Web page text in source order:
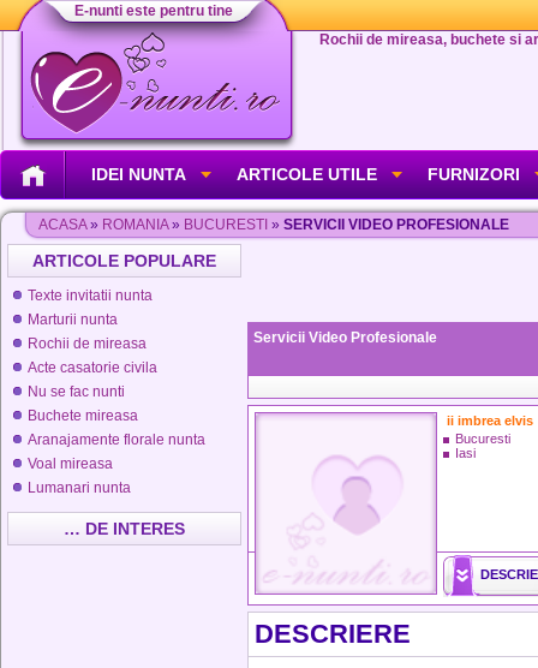
E-nunti este pentru tine
Rochii de mireasa, buchete si
IDEI NUNTA ARTICOLE UTILE FURNIZORI
ACASA» ROMANIA» BUCURESTI » SERVICII VIDEO PROFESIONALE
ARTICOLE POPULARE
Texte invitatii nunta
Marturii nunta
Rochii de mireasa
Acte casatorie civila
Nu se fac nunti
Buchete mireasa
Aranajamente florale nunta
Voal mireasa
Lumanari nunta
… DE INTERES
Servicii Video Profesionale
ii imbrea elvis
Bucuresti
Iasi
DESCRIERE